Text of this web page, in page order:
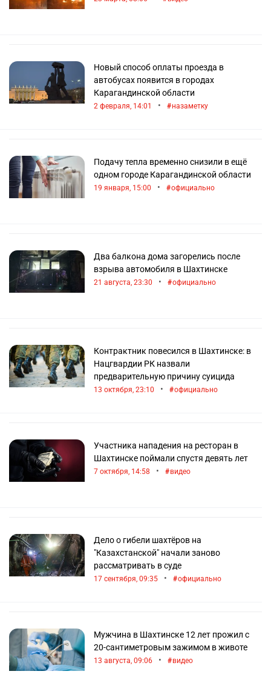
Новый способ оплаты проезда в
автобусах появится в городах
Карагандинской области
2 февраля, 14:01 • назаметку
Подачу тепла временно снизили в ещё
одном городе Карагандинской области
19 января, 15:00 • официально
Два балкона дома загорелись после
взрыва автомобиля в Шахтинске
21 августа, 23:30 • официально
Контрактник повесился в Шахтинске: в
Нацгвардии РК назвали
предварительную причину суицида
13 октября, 23:10 • официально
Участника нападения на ресторан в
Шахтинске поймали спустя девять лет
7 октября, 14:58 • видео
Дело о гибели шахтёров на
"Казахстанской" начали заново
рассматривать в суде
17 сентября, 09:35 • официально
Мужчина в Шахтинске 12 лет прожил с
20-сантиметровым зажимом в животе
13 августа, 09:06 • видео